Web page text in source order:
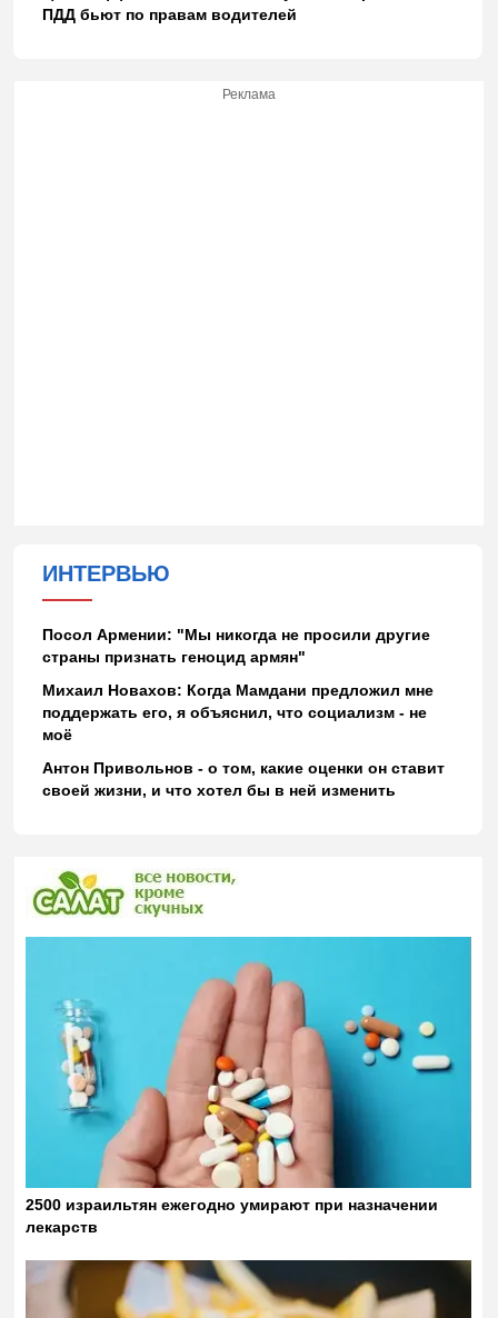
ПДД бьют по правам водителей
Реклама
ИНТЕРВЬЮ
Посол Армении: "Мы никогда не просили другие
страны признать геноцид армян"
Михаил Новахов: Когда Мамдани предложил мне
поддержать его, я объяснил, что социализм - не
моё
Антон Привольнов - о том, какие оценки он ставит
своей жизни, и что хотел бы в ней изменить